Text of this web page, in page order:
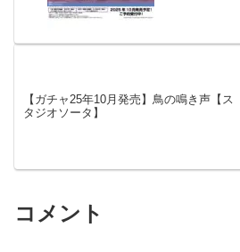
【ガチャ25年10月発売】鳥の鳴き声【ス
タジオソータ】
コメント